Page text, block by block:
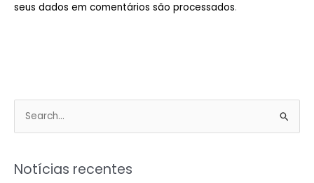
seus dados em comentários são processados.
e
q
Notícias recentes